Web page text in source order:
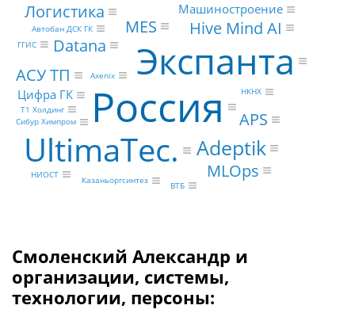
Россия
Экспанта
UltimaTec. Adeptik
Hive Mind AI
Datana
APS
АСУ ТП
MES
MLOps
Логистика
Цифра ГК
Машиностроение
Т1 Холдинг
Axenix
Сибур Химпром
НКНХ
НИОСТ
Автобан ДСК ГК
Казаньоргсинтез ВТБ
ГГИС
Смоленский Александр и
организации, системы,
технологии, персоны: